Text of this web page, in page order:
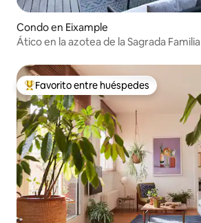
Condo en Eixample
Ático en la azotea de la Sagrada Familia
Favorito entre huéspedes preferido
Favorito entre huéspedes